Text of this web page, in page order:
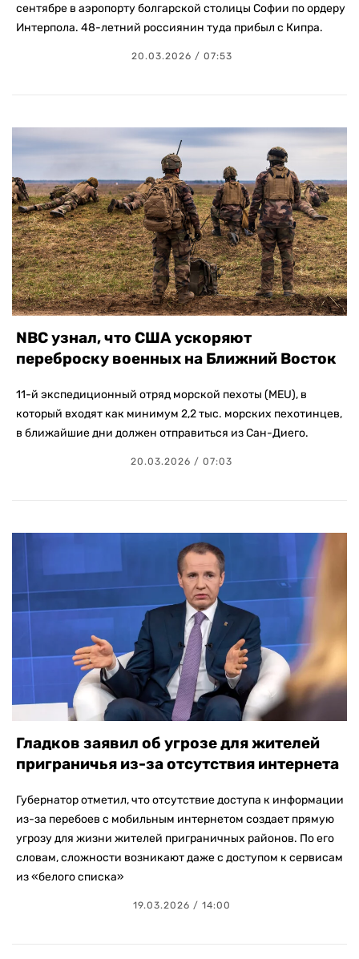
сентябре в аэропорту болгарской столицы Софии по ордеру
Интерпола. 48-летний россиянин туда прибыл с Кипра.
20.03.2026 / 07:53
NBC узнал, что США ускоряют
переброску военных на Ближний Восток
11-й экспедиционный отряд морской пехоты (MEU), в
который входят как минимум 2,2 тыс. морских пехотинцев,
в ближайшие дни должен отправиться из Сан-Диего.
20.03.2026 / 07:03
Гладков заявил об угрозе для жителей
приграничья из-за отсутствия интернета
Губернатор отметил, что отсутствие доступа к информации
из-за перебоев с мобильным интернетом создает прямую
угрозу для жизни жителей приграничных районов. По его
словам, сложности возникают даже с доступом к сервисам
из «белого списка»
19.03.2026 / 14:00